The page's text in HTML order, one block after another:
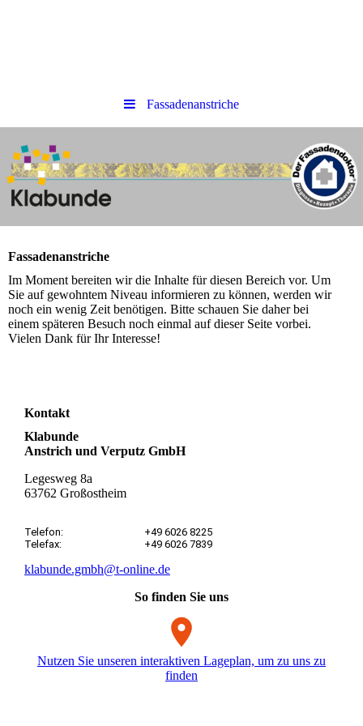
Fassadenanstriche
Fassadenanstriche
Im Moment bereiten wir die Inhalte für diesen Bereich vor. Um
Sie auf gewohntem Niveau informieren zu können, werden wir
noch ein wenig Zeit benötigen. Bitte schauen Sie daher bei
einem späteren Besuch noch einmal auf dieser Seite vorbei.
Vielen Dank für Ihr Interesse!
Kontakt
Klabunde
Anstrich und Verputz GmbH
Legesweg 8a
63762 Großostheim
Telefon:
Telefax:
+49 6026 8225
+49 6026 7839
klabunde.gmbh@t-online.de
So finden Sie uns
Nutzen Sie unseren interaktiven La­ge­plan, um zu uns zu
finden